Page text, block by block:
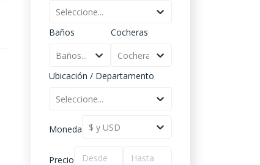
Seleccione...
Baños
Baños...
Cocheras
Cocheras...
Ubicación / Departamento
Seleccione...
Moneda $ y USD
Precio